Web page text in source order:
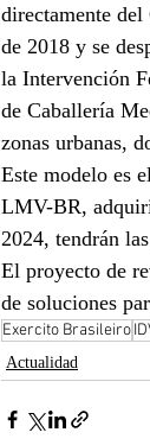
directamente
de 2018 y se
la Intervención
de Caballería
zonas urbanas,
Este modelo es
LMV-BR,
2024, tendrán
El proyecto de
de soluciones
Exercito Brasileiro
Actualidad